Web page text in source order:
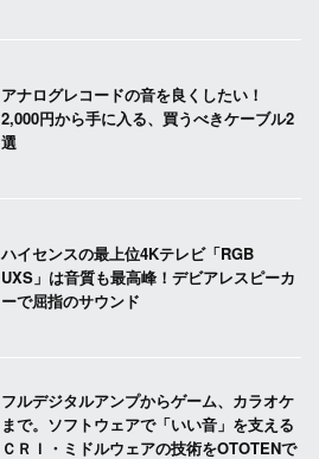
アナログレコードの音を良くしたい！
2,000円から手に入る、買うべきケーブル2
選
ハイセンスの最上位4Kテレビ「RGB
UXS」は音質も最高峰！デビアレスピーカ
ーで屈指のサウンド
フルデジタルアンプからゲーム、カラオケ
まで。ソフトウェアで「いい音」を支える
ＣＲＩ・ミドルウェアの技術をOTOTENで